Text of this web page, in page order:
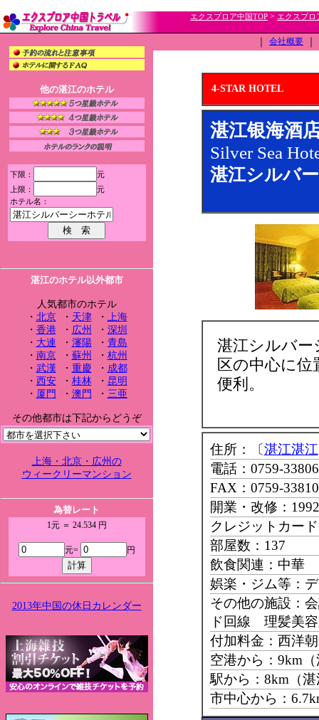
エクスプロア中国TOP > エクスプロ
他の湛江のホテル
下限：
元
上限：
元
ホテル名：
湛江のホテル以外都市
人気都市のホテル
・ 北京・ 天津・ 上海
・ 香港・ 広州 ・ 深圳
・ 大連 ・ 瀋陽・ 青島
・ 南京・ 蘇州 ・ 杭州
・ 武漢 ・ 重慶 ・ 成都
・ 西安・ 桂林・ 昆明
・ 厦門 ・ 澳門 ・ 三亜
その他都市は下記からどうぞ
上海・北京・広州の
ウィークリーマンション
為替レート
1元 ＝ 24.534 円
元= 円
2013年中国の休日カレンダー
会社概要
4-STAR HOTEL
湛江银海酒
Silver Sea
湛江シルバ
湛江シルバー
区の中心に
便利。
住所：〔湛江湛江
電話：0759-
FAX：0759-
開業・改修：
クレジットカー
部屋数：137
飲食関連：中華
娯楽・ジム等
その他の施設：
ド回線 理髪美
付加料金：西洋
空港から：9km
駅から：8km（
市中心から：